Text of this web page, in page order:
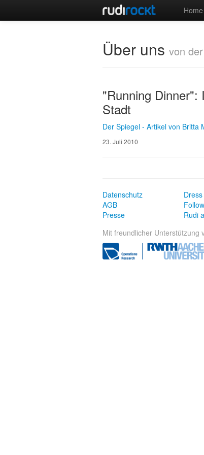
Home
Über uns von
"Running Dinner":
Stadt
Der Spiegel - Artikel von Britta
23. Juli 2010
Datenschutz
AGB
Presse
Rudi
Mit freundlicher Unterstützung